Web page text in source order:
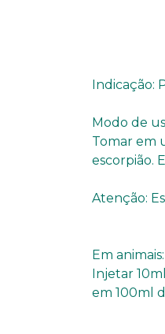
Indicação:
Modo de
Tomar em
escorpião.
Atenção:
Em animais:
Injetar
em 100ml